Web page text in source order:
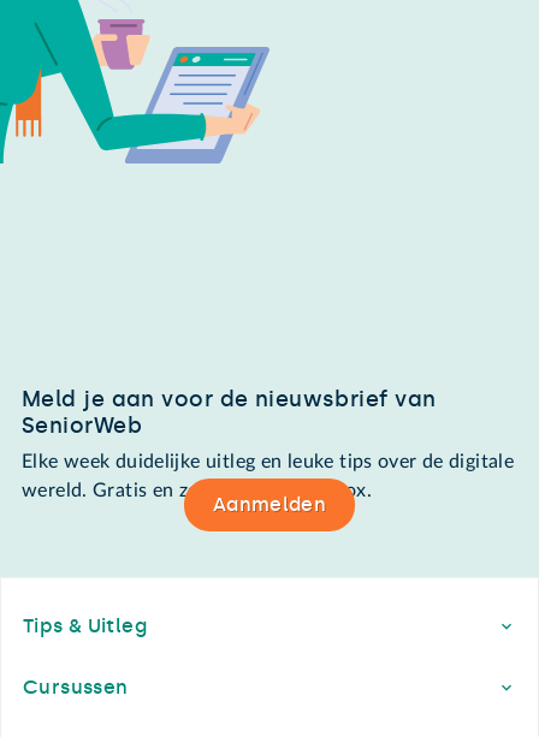
Meld je aan voor de nieuwsbrief van
SeniorWeb
Elke week duidelijke uitleg en leuke tips over de digitale
wereld. Gratis en zomaar in de mailbox.
Aanmelden
Tips & Uitleg
Cursussen